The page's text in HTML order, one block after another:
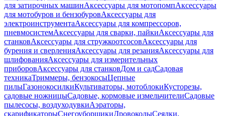
для затирочных машинАксессуары для мотопомпАксессуары
для мотобуров и бензобуровАксессуары для
электроинструментаАксессуары для компрессоров,
пневмосистемАксессуары для сварки, пайкиАксессуары для
станковАксессуары для стружкоотсосовАксессуары для
бурения и сверленияАксессуары для резанияАксессуары для
шлифованияАксессуары для измерительных
приборовАксессуары для станковДом и садСадовая
техникаТриммеры, бензокосыЦепные
пилыГазонокосилкиКультиваторы, мотоблокиКусторезы,
садовые ножницыСадовые, кормовые измельчителиСадовые
пылесосы, воздуходувкиАэраторы,
скарификаторыСнегоуборщикиДровоколыСеялки,